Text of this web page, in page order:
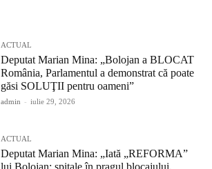
ACTUAL
Deputat Marian Mina: „Bolojan a BLOCAT
România, Parlamentul a demonstrat că poate
găsi SOLUŢII pentru oameni”
admin - iulie 29, 2026
ACTUAL
Deputat Marian Mina: „Iată „REFORMA”
lui Bolojan: spitale în pragul blocajului,